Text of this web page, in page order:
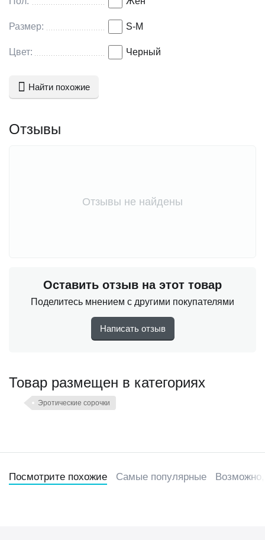
Размер: S-M
Цвет: Черный
Найти похожие
Отзывы
Отзывы не найдены
Оставить отзыв на этот товар
Поделитесь мнением с другими покупателями
Написать отзыв
Товар размещен в категориях
Эротические сорочки
Посмотрите похожие Самые популярные Возможно,